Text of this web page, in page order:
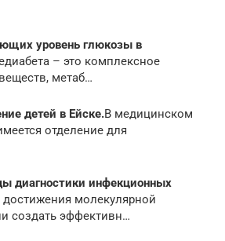
уровень глюкозы в
– это комплексное
метаб…
детей в Ейске.В медицинском
отделение для
диагностики инфекционных
молекулярной
создать эффективн…